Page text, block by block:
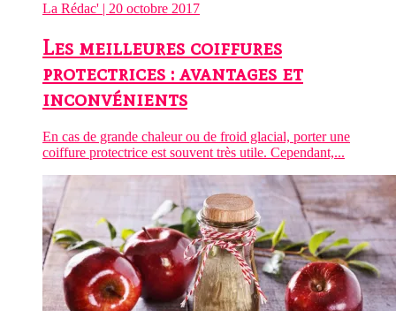
La Rédac' | 20 octobre 2017
Les meilleures coiffures
protectrices : avantages et
inconvénients
En cas de grande chaleur ou de froid glacial, porter une
coiffure protectrice est souvent très utile. Cependant,...